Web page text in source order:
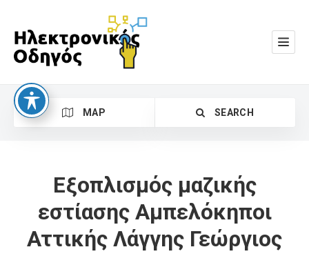
MAP SEARCH
Search
Εξοπλισμός μαζικής
εστίασης Αμπελόκηποι
Αττικής Λάγγης Γεώργιος